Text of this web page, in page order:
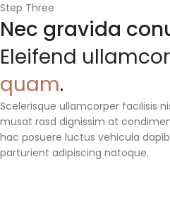
Step Three
Nec gravida
Eleifend
quam.
Scelerisque ullamcorper facilisis
musat rasd dignissim at
hac posuere luctus vehicula
parturient adipiscing natoque.